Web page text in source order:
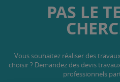
PAS LE
Vous souhaitez réaliser des
choisir ? Demandez des devis
professionnels